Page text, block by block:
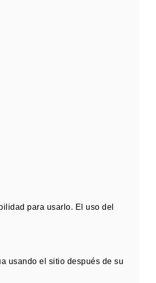
para usarlo. El uso del
usando el sitio después de su